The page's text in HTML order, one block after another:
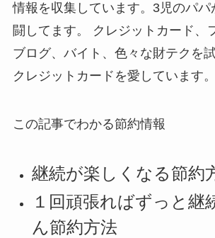
情報を収集しています。3児のパパ
闘してます。 クレジットカード、
ブログ、バイト、色々な財テクを
クレジットカードを愛しています。
この記事でわかる節約情報
継続が楽しくなる節約
１回頑張ればずっと継
ん節約方法